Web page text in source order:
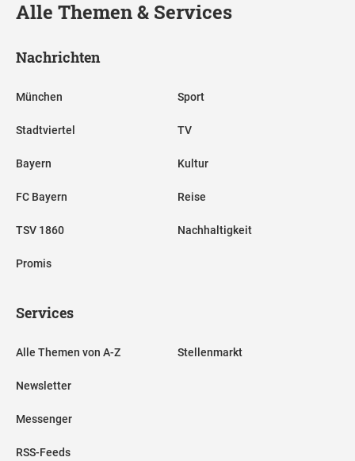
Alle Themen & Services
Nachrichten
München
Stadtviertel
Bayern
FC Bayern
TSV 1860
Promis
Sport
TV
Kultur
Reise
Nachhaltigkeit
Services
Alle Themen von A-Z
Newsletter
Messenger
RSS-Feeds
Stellenmarkt